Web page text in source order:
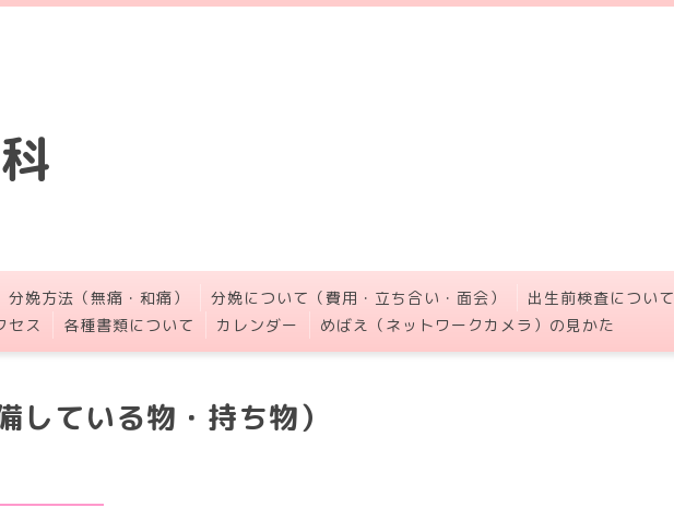
分娩方法（無痛・和痛） 分娩について（費用・立ち合い・面会）
出生前検査について
セス 各種書類について カレンダー めばえ（ネットワークカメラ）の見かた
している物・持ち物）
備